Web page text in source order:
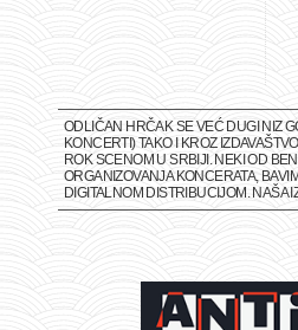
ODLIČAN HRČAK SE VEĆ DUGI NIZ
KONCERTI) TAKO I KROZ
ROK SCENOM U SRBIJI. NEKI OD
ORGANIZOVANJA KONCERATA,
DIGITALNOM DISTRIBUCIJOM. NAŠA